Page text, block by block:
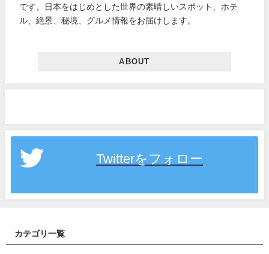
です。日本をはじめとした世界の素晴しいスポット、ホテ
ル、絶景、秘境、グルメ情報をお届けします。
ABOUT
Twitterをフォロー
カテゴリ一覧